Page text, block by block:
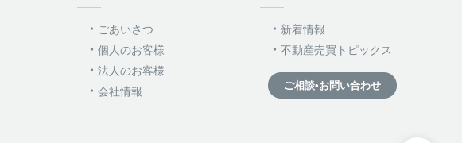
ごあいさつ
個人のお客様
法人のお客様
会社情報
新着情報
不動産売買トピックス
ご相談•お問い合わせ